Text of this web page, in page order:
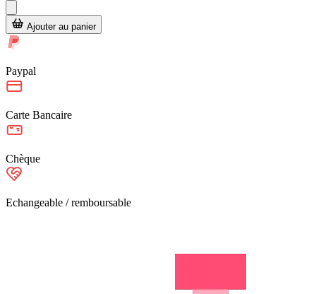
Ajouter au panier
Paypal
Carte Bancaire
Chèque
Echangeable / remboursable